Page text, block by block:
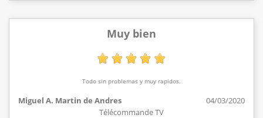
Muy bien
Todo sin problemas y muy rapidos.
Miguel A. Martin de Andres
04/03/2020
Télécommande TV